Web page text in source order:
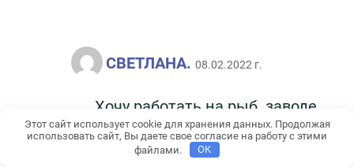
СВЕТЛАНА. 08.02.2022 г.
Хочу работать на рыб. заводе,
желательно с ноября-декабря
2022 г.
Этот сайт использует cookie для хранения данных. Продолжая
использовать сайт, Вы даете свое согласие на работу с этими
файлами.
OK